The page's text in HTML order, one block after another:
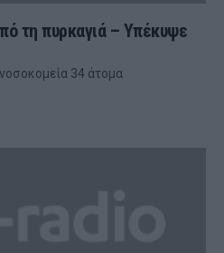
τη πυρκαγιά – Υπέκυψε
34 άτομα